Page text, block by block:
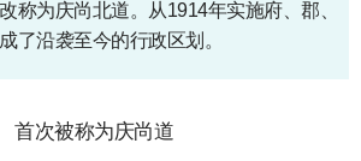
称为庆尚北道。从1914年实施府、郡、
了沿袭至今的行政区划。
首次被称为庆尚道